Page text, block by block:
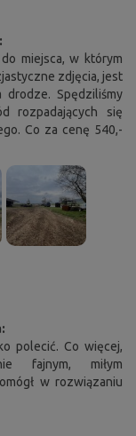
miejsca, w którym
zdjęcia, jest
drodze. Spędziliśmy
rozpadających się
Co za cenę 540,-
polecić. Co więcej,
fajnym, miłym
w rozwiązaniu